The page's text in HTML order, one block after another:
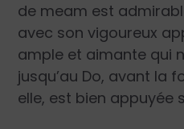
de meam est
avec son vigoureux
ample et aimante qui
jusqu’au Do, avant la
elle, est bien appuyée